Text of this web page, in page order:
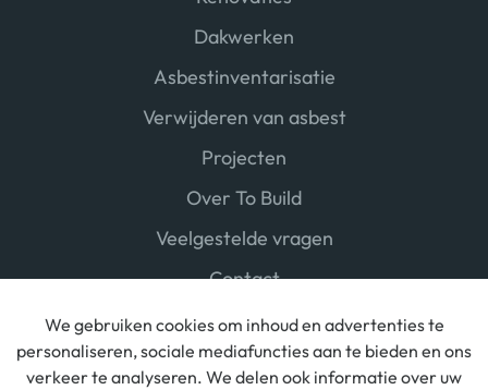
We gebruiken cookies om inhoud en advertenties te
personaliseren, sociale mediafuncties aan te bieden en ons
verkeer te analyseren. We delen ook informatie over uw
Dakwerken
Asbestinventarisatie
Verwijderen van asbest
Projecten
Over To Build
Veelgestelde vragen
Contact